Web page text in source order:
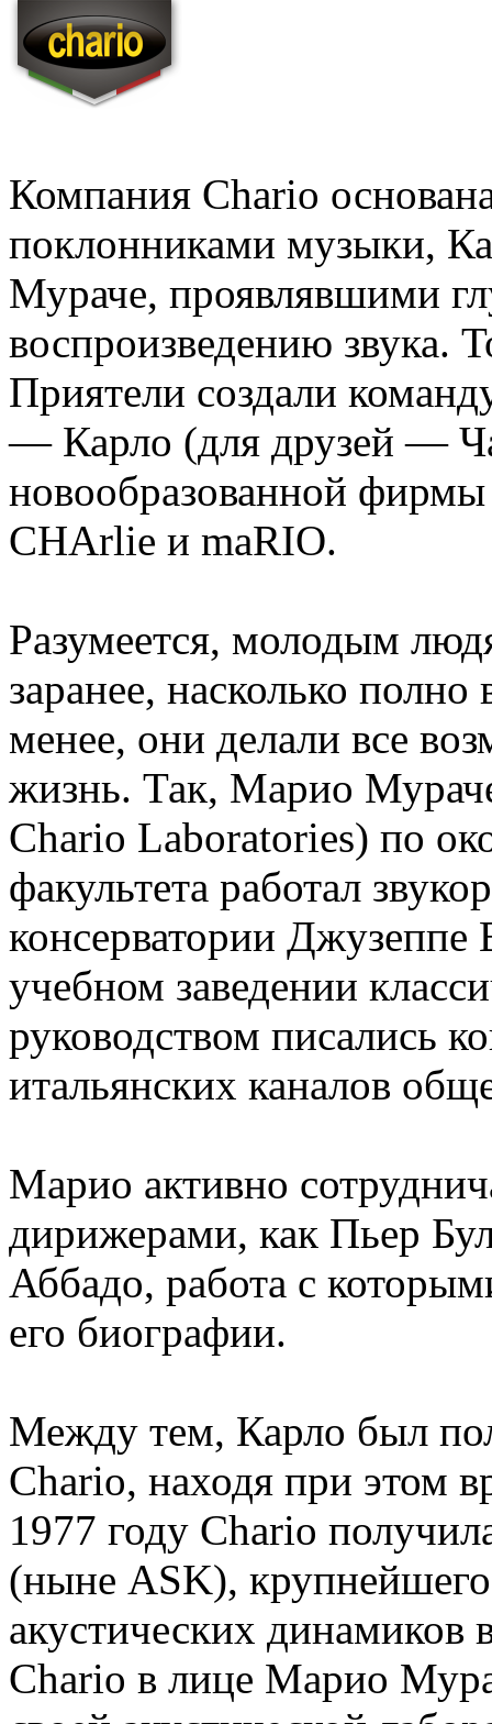
Компания Chario
поклонниками музыки,
Мураче, проявлявшими
воспроизведению звука.
Приятели создали
— Карло (для друзей —
новообразованной
CHArlie и maRIO.
Разумеется, молодым
заранее, насколько
менее, они делали все
жизнь. Так, Марио
Chario Laboratories) по
факультета работал
консерватории Джузеппе
учебном заведении
руководством писались
итальянских каналов
Марио активно
дирижерами, как Пьер
Аббадо, работа с
его биографии.
Между тем, Карло был
Chario, находя при этом
1977 году Chario
(ныне ASK),
акустических динамиков
Chario в лице Марио